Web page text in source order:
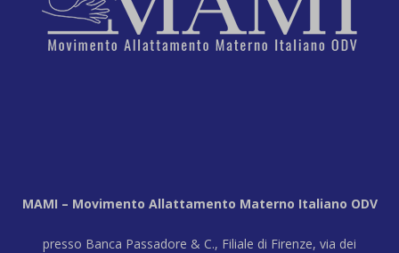
MAMI – Movimento Allattamento Materno Italiano ODV
presso Banca Passadore & C., Filiale di Firenze, via dei